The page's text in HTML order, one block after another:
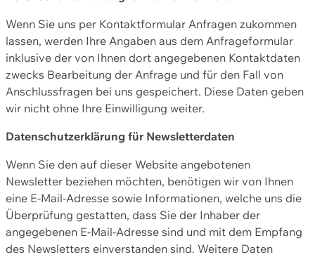
Wenn Sie uns per Kontaktformular Anfragen zukommen
lassen, werden Ihre Angaben aus dem Anfrageformular
inklusive der von Ihnen dort angegebenen Kontaktdaten
zwecks Bearbeitung der Anfrage und für den Fall von
Anschlussfragen bei uns gespeichert. Diese Daten geben
wir nicht ohne Ihre Einwilligung weiter.
Datenschutzerklärung für Newsletterdaten
Wenn Sie den auf dieser Website angebotenen
Newsletter beziehen möchten, benötigen wir von Ihnen
eine E-Mail-Adresse sowie Informationen, welche uns die
Überprüfung gestatten, dass Sie der Inhaber der
angegebenen E-Mail-Adresse sind und mit dem Empfang
des Newsletters einverstanden sind. Weitere Daten